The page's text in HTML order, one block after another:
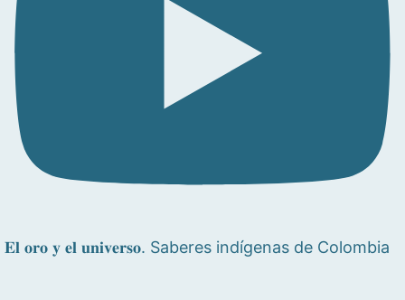
𝐄𝐥 𝐨𝐫𝐨 𝐲 𝐞𝐥 𝐮𝐧𝐢𝐯𝐞𝐫𝐬𝐨. Saberes indígenas de Colombia